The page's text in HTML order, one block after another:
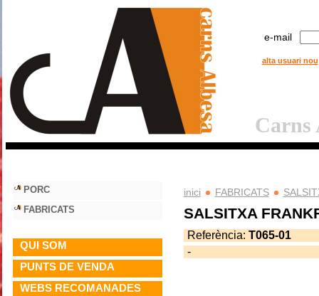
e-mail
alta usuari nou
Carns
undefined..F
inici FABRICATS
SALSITXA
Referència: T065-01
-
PORC
FABRICATS
QUI SOM
PUNTS DE VENDA
WEBS RECOMANADES